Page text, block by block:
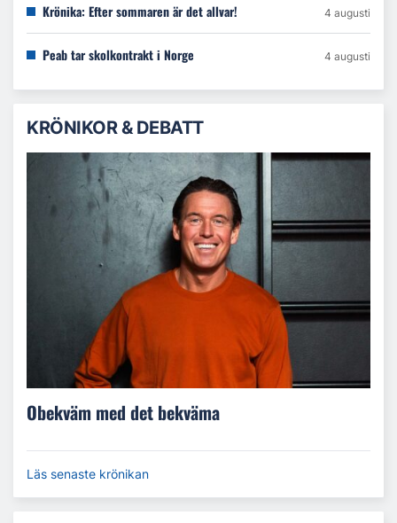
Krönika: Efter sommaren är det allvar! 4 augusti
Peab tar skolkontrakt i Norge 4 augusti
KRÖNIKOR & DEBATT
Obekväm med det bekväma
Läs senaste krönikan